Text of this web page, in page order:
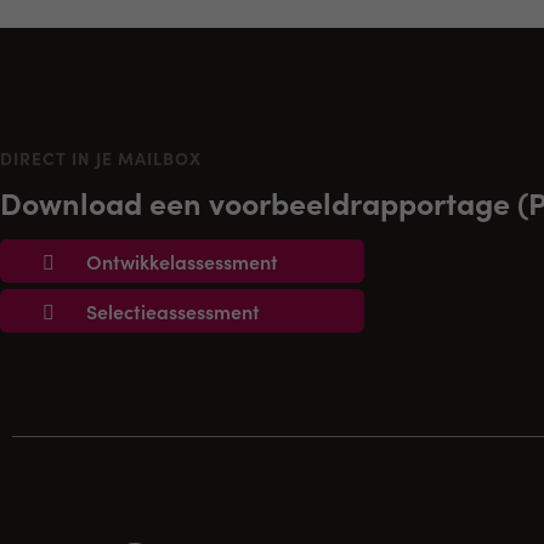
DIRECT IN JE MAILBOX
Download een voorbeeldrapportage
Ontwikkelassessment
Selectieassessment